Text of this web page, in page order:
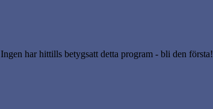
Ingen har hittills betygsatt detta program - bli den första!